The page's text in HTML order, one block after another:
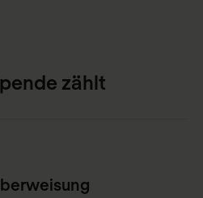
zählt